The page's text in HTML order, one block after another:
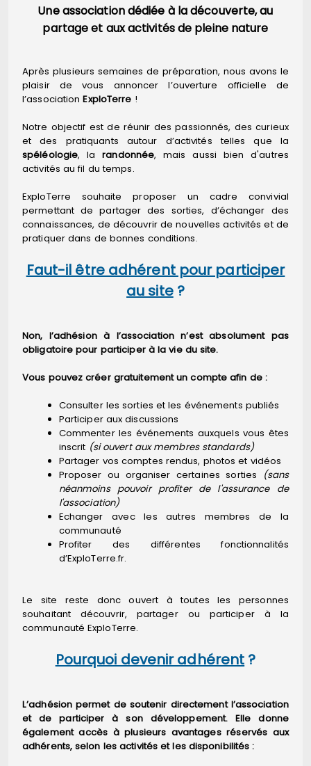
Une association dédiée à la découverte, au
partage et aux activités de pleine nature
Après plusieurs semaines de préparation, nous avons le
plaisir de vous annoncer l’ouverture officielle de
l’associationExploTerre !
Notre objectif est de réunir des passionnés, des curieux
et des pratiquants autour d’activités telles que la
spéléologie, larandonnée, mais aussi bien d'autres
activités au fil du temps.
ExploTerre souhaite proposer un cadre convivial
permettant de partager des sorties, d’échanger des
connaissances, de découvrir de nouvelles activités et de
pratiquer dans de bonnes conditions.
Faut-il être adhérent pour participer
au site?
Non, l’adhésion à l’association n’est absolument pas
obligatoire pour participer à la vie du site.
Vous pouvez créer gratuitement un compte afin de :
Consulter les sorties et les événements publiés
Participer aux discussions
Commenter les événements auxquels vous êtes
inscrit (si ouvert aux membres standards)
Partager vos comptes rendus, photos et vidéos
Proposer ou organiser certaines sorties
(sans
néanmoins pouvoir profiter de l'assurance de
l'association)
Echanger avec les autres membres de la
communauté
Profiter des différentes fonctionnalités
d’ExploTerre.fr.
Le site reste donc ouvert à toutes les personnes
souhaitant découvrir, partager ou participer à la
communauté ExploTerre.
Pourquoi devenir adhérent ?
L’adhésion permet de soutenir directement l’association
et de participer à son développement. Elle donne
également accès à plusieurs avantages réservés aux
adhérents, selon les activités et les disponibilités :